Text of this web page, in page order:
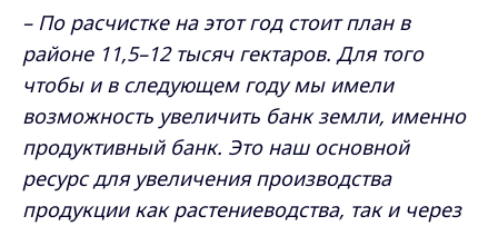
– По расчистке на этот год стоит план в
районе 11,5–12 тысяч гектаров. Для того
чтобы и в следующем году мы имели
возможность увеличить банк земли, именно
продуктивный банк. Это наш основной
ресурс для увеличения производства
продукции как растениеводства, так и через